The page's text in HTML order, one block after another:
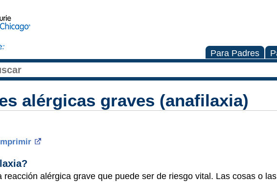
Para Padres
alérgicas graves (anafilaxia)
reacción alérgica grave que puede ser de riesgo vital. Las cosas o